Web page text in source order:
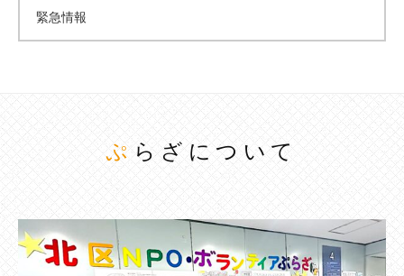
緊急情報
ぷらざについて